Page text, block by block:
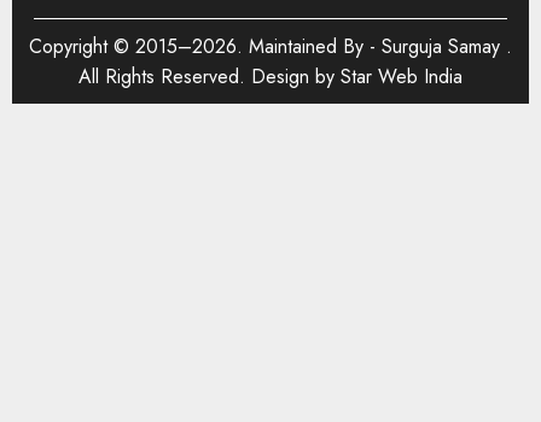
Copyright © 2015–2026. Maintained By - Surguja Samay .
All Rights Reserved. Design by Star Web India